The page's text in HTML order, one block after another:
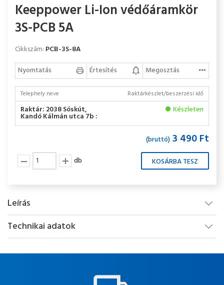
Keeppower Li-Ion védőáramkör
3S-PCB 5A
Cikkszám: PCB-3S-8A
Nyomtatás
Értesítés Megosztás
Telephely neve Raktárkészlet/beszerzési idő
Raktár: 2038 Sóskút,
Kandó Kálmán utca 7b :
Készleten
(bruttó) 3 490 Ft
db
Leírás
Technikai adatok